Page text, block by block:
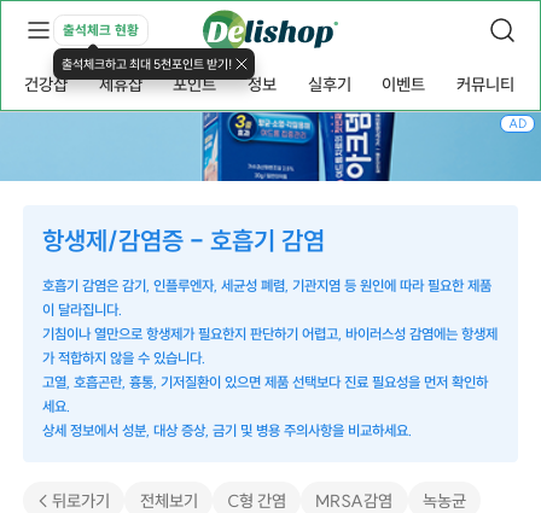
출석체크 현황
출석체크하고 최대 5천포인트 받기!
건강샵 제휴샵 포인트 정보 실후기 이벤트 커뮤니티
항생제/감염증 - 호흡기 감염
호흡기 감염은 감기, 인플루엔자, 세균성 폐렴, 기관지염 등 원인에 따라 필요한 제품
이 달라집니다.
기침이나 열만으로 항생제가 필요한지 판단하기 어렵고, 바이러스성 감염에는 항생제
가 적합하지 않을 수 있습니다.
고열, 호흡곤란, 흉통, 기저질환이 있으면 제품 선택보다 진료 필요성을 먼저 확인하
세요.
상세 정보에서 성분, 대상 증상, 금기 및 병용 주의사항을 비교하세요.
< 뒤로가기 전체보기 C형 간염 MRSA감염
녹농균
AD